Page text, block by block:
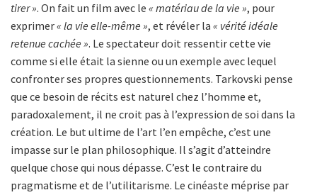
tirer ». On fait un film avec le « matériau de la vie », pour
exprimer« la vie elle-même », et révéler la « vérité idéale
retenue cachée ». Le spectateur doit ressentir cette vie
comme si elle était la sienne ou un exemple avec lequel
confronter ses propres questionnements. Tarkovski pense
que ce besoin de récits est naturel chez l’homme et,
paradoxalement, il ne croit pas à l’expression de soi dans la
création. Le but ultime de l’art l’en empêche, c’est une
impasse sur le plan philosophique. Il s’agit d’atteindre
quelque chose qui nous dépasse. C’est le contraire du
pragmatisme et de l’utilitarisme. Le cinéaste méprise par